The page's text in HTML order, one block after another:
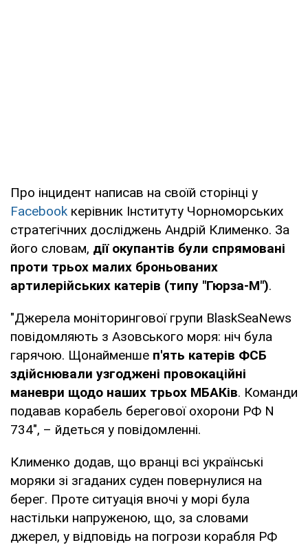
Про інцидент написав на своїй сторінці у
Facebook керівник Інституту Чорноморських
стратегічних досліджень Андрій Клименко. За
його словам, дії окупантів були спрямовані
проти трьох малих броньованих
артилерійських катерів (типу "Гюрза-М").
"Джерела моніторингової групи BlaskSeaNews
повідомляють з Азовського моря: ніч була
гарячою. Щонайменше п'ять катерів ФСБ
здійснювали узгоджені провокаційні
маневри щодо наших трьох МБАКів. Команди
подавав корабель берегової охорони РФ N
734", – йдеться у повідомленні.
Клименко додав, що вранці всі українські
моряки зі згаданих суден повернулися на
берег. Проте ситуація вночі у морі була
настільки напруженою, що, за словами
джерел, у відповідь на погрози корабля РФ